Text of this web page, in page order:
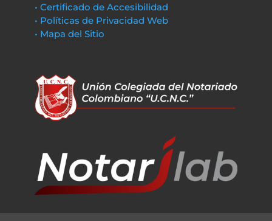
• Certificado de Accesibilidad
• Políticas de Privacidad Web
• Mapa del Sitio